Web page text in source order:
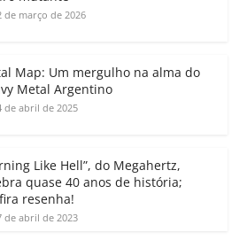
A
p
dI e
a
ss
o
m
k h
de março de 2026
Map: Um mergulho na alma do
Metal Argentino
de abril de 2025
Like Hell”, do Megahertz,
quase 40 anos de história;
resenha!
de abril de 2023